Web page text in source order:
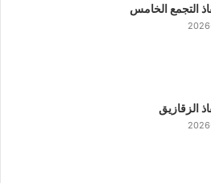
التجمع الخامس
الزقازيق